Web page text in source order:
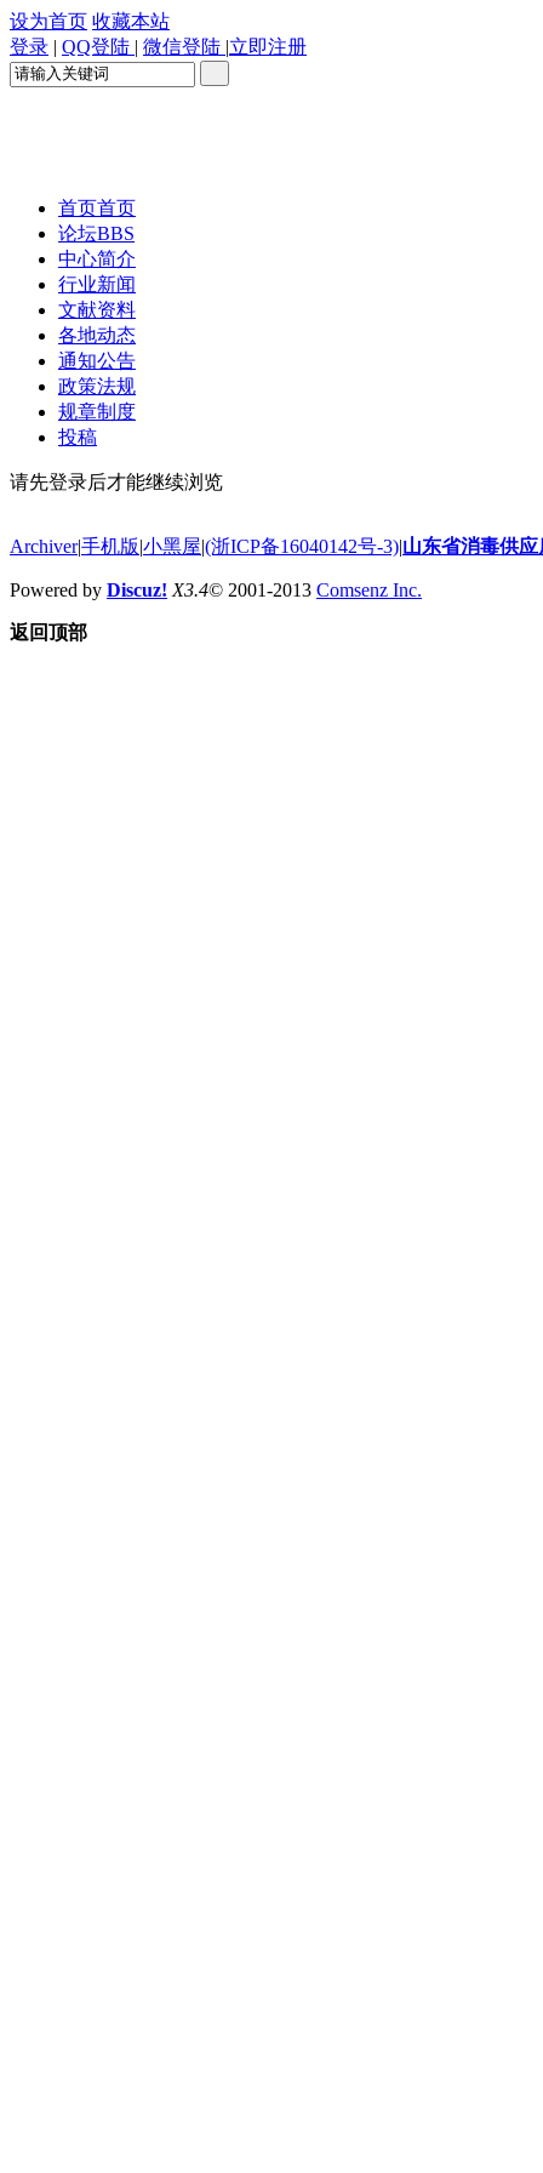
设为首页 收藏本站
登录 | QQ登陆 | 微信登陆 |立即注册
首页首页
论坛BBS
中心简介
行业新闻
文献资料
各地动态
通知公告
政策法规
规章制度
投稿
请先登录后才能继续浏览
Archiver|手机版|小黑屋|(浙ICP备16040142号-3)|山东省消毒供
Powered by Discuz! X3.4© 2001-2013 Comsenz Inc.
返回顶部